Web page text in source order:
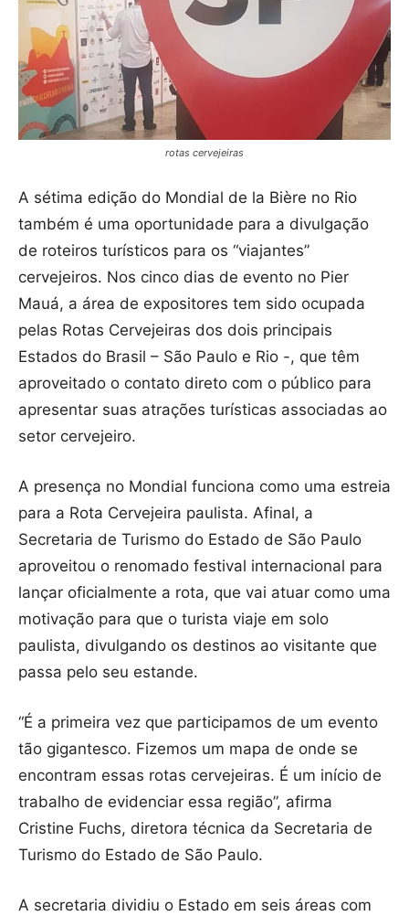
rotas cervejeiras
A sétima edição do Mondial de la Bière no Rio
também é uma oportunidade para a divulgação
de roteiros turísticos para os “viajantes”
cervejeiros. Nos cinco dias de evento no Pier
Mauá, a área de expositores tem sido ocupada
pelas Rotas Cervejeiras dos dois principais
Estados do Brasil – São Paulo e Rio -, que têm
aproveitado o contato direto com o público para
apresentar suas atrações turísticas associadas ao
setor cervejeiro.
A presença no Mondial funciona como uma estreia
para a Rota Cervejeira paulista. Afinal, a
Secretaria de Turismo do Estado de São Paulo
aproveitou o renomado festival internacional para
lançar oficialmente a rota, que vai atuar como uma
motivação para que o turista viaje em solo
paulista, divulgando os destinos ao visitante que
passa pelo seu estande.
“É a primeira vez que participamos de um evento
tão gigantesco. Fizemos um mapa de onde se
encontram essas rotas cervejeiras. É um início de
trabalho de evidenciar essa região”, afirma
Cristine Fuchs, diretora técnica da Secretaria de
Turismo do Estado de São Paulo.
A secretaria dividiu o Estado em seis áreas com